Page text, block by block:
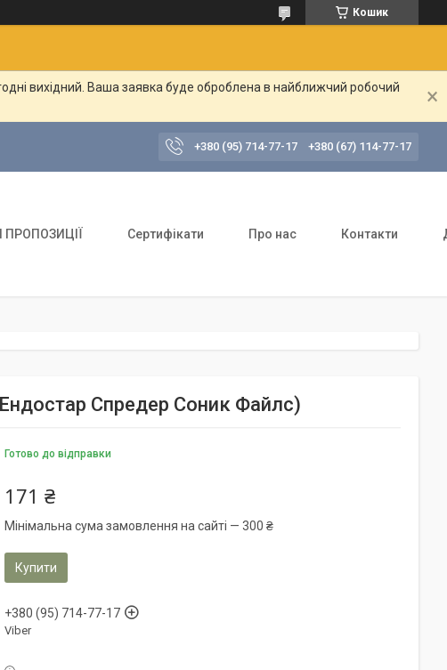
Кошик
вихідний. Ваша заявка буде оброблена в найближчий робочий
+380 (95) 714-77-17 +380 (67) 114-77-17
ПРОПОЗИЦІЇ Сертифікати Про нас Контакти
Спредер Соник Файлс)
Готово до відправки
171 ₴
Мінімальна сума замовлення на сайті — 300 ₴
Купити
+380 (95) 714-77-17
Viber